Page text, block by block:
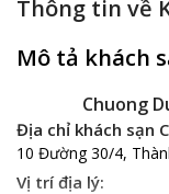
Thông tin về
Mô tả khách
Chuong
Địa chỉ khách sạn
10 Đường 30/4,
Vị trí địa lý: